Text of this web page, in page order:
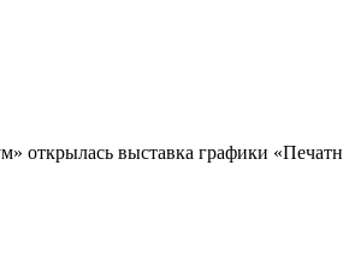
открылась выставка графики